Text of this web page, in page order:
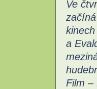
Ve
a
Film –